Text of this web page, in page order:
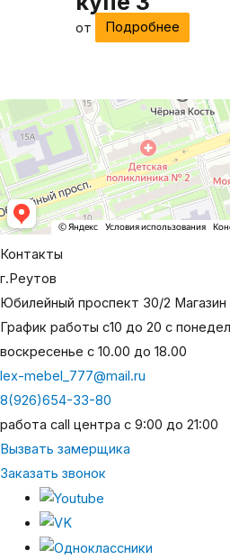
от Подробнее
Контакты
г.Реутов
Юбилейный проспект 30/2
График работы с10 до 20 с
воскресенье с 10.00 до 18.00
lex-mebel_777@mail.ru
8(926)654-33-80
работа call центра с 9:00 до 21:00
Вызвать замерщика
Заказать звонок